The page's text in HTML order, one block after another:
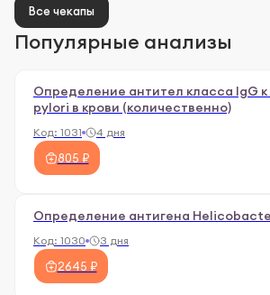
Все чекапы
Популярные анализы
Определение антител класса IgG
pylori в крови (количественно)
Код: 1031 4 дня
805 ₽
Определение антигена
Код: 1030 3 дня
2645 ₽